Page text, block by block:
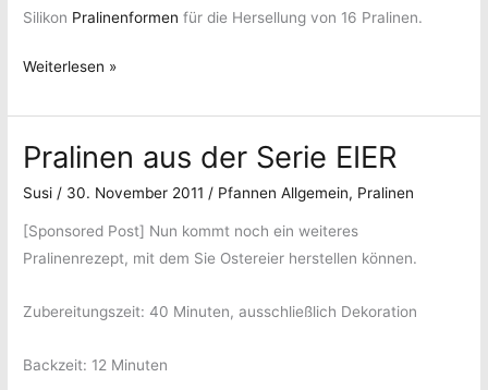
Silikon Pralinenformen für die Hersellung von 16 Pralinen.
Pralinen
PAVONI
Weiterlesen »
Pralinen aus der Serie EIER
Susi / 30. November 2011 / Pfannen Allgemein, Pralinen
[Sponsored Post] Nun kommt noch ein weiteres
Pralinenrezept, mit dem Sie Ostereier herstellen können.
Zubereitungszeit: 40 Minuten, ausschließlich Dekoration
Backzeit: 12 Minuten